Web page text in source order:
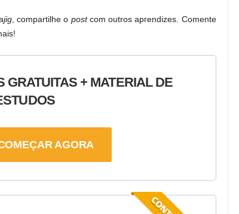
volume.
increase
, compartilhe o postcom outros aprendizes. Comente
GRATUITAS + MATERIAL DE
AGORA